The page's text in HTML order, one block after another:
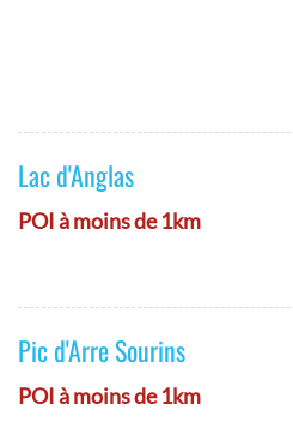
Lac d'Anglas
POI à moins de 1km
Pic d'Arre Sourins
POI à moins de 1km